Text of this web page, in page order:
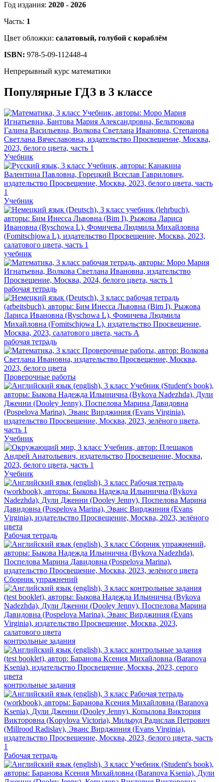
Год издания: 2020 - 2026
Часть: 1
Цвет обложки: салатовый, голубой с кораблём
ISBN: 978-5-09-112448-4
Непрерывный курс математики
Популярные ГДЗ в 3 классе
Учебник
Учебник
учебник
рабочая тетрадь
рабочая тетрадь
Проверочные работы
Учебник
Учебник
Рабочая тетрадь
Сборник упражнений
контрольные задания
контрольные задания
Рабочая тетрадь